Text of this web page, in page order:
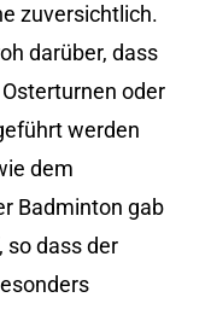
zuversichtlich.
darüber, dass
oder
werden
dem
Badminton gab
so dass der